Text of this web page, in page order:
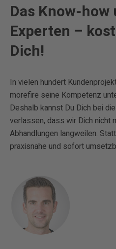
Das Know-how
Experten –
Dich!
In vielen hundert
morefire seine Kompetenz
Deshalb kannst Du Dich bei
verlassen, dass wir Dich nicht
Abhandlungen langweilen.
praxisnahe und sofort